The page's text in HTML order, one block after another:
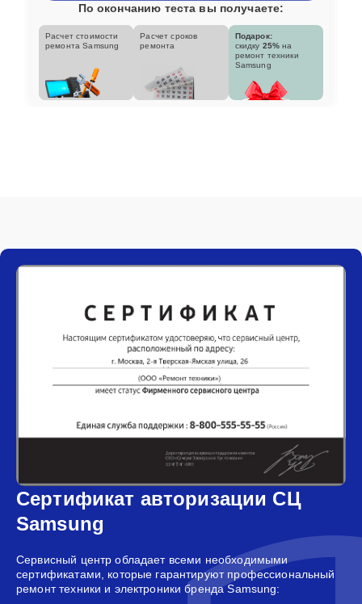
По окончанию теста вы получаете:
Расчет стоимости
ремонта Samsung
Расчет сроков
ремонта
Подарок:
скидку 25% на
ремонт техники
Samsung
Сертификат авторизации СЦ
Samsung
Сервисный центр обладает всеми необходимыми
сертификатами, которые гарантируют профессиональный
ремонт техники и электроники бренда Samsung: